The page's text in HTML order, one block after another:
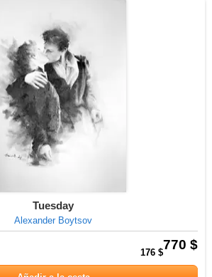
Tuesday
Alexander Boytsov
770 $
176 $